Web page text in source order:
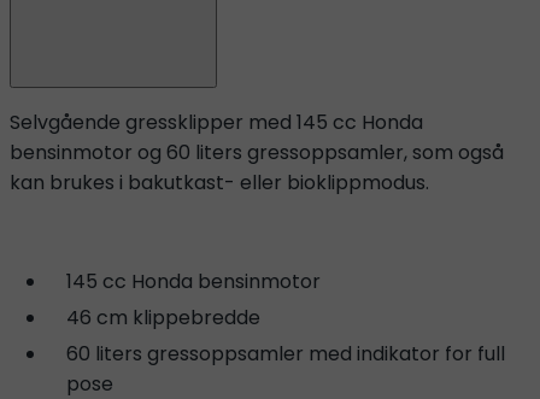
Selvgående gressklipper med 145 cc Honda
bensinmotor og 60 liters gressoppsamler, som også
kan brukes i bakutkast- eller bioklippmodus.
145 cc Honda bensinmotor
46 cm klippebredde
60 liters gressoppsamler med indikator for full
pose